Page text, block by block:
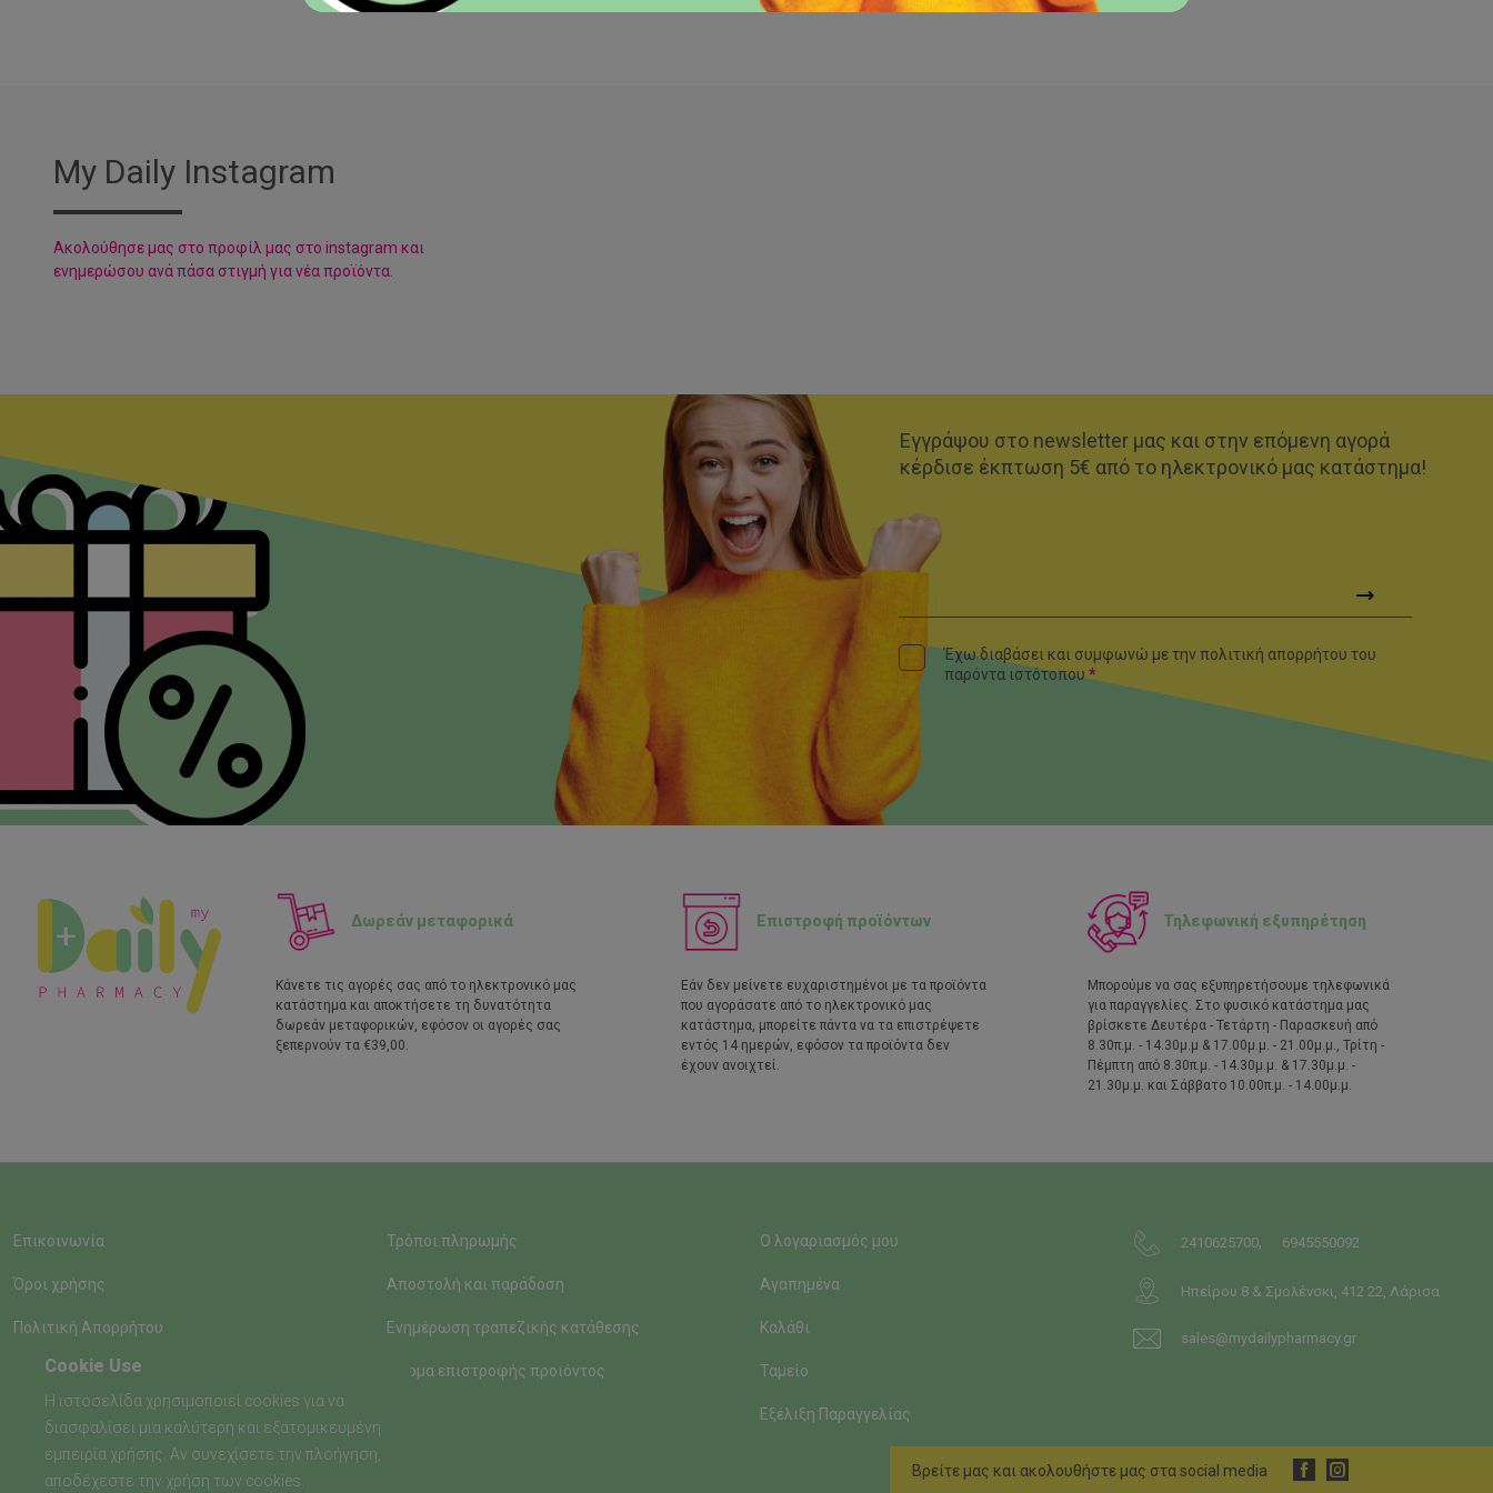
Cookie Use
Η ιστοσελίδα χρησιμοποιεί cookies για να
διασφαλίσει μια καλύτερη και εξατομικευμένη
εμπειρία χρήσης. Αν συνεχίσετε την πλοήγηση,
αποδέχεστε την χρήση των cookies.
My Daily Instagram
Aκολούθησε μας στο προφίλ μας στο instagram και
ενημερώσου ανά πάσα στιγμή για νέα προϊόντα.
Εγγράψου στο newsletter μας και στην επόμενη αγορά
κέρδισε έκπτωση 5€ από το ηλεκτρονικό μας κατάστημα!
Έχω διαβάσει και συμφωνώ με την πολιτική απορρήτου του
παρόντα ιστότοπου*
Δωρεάν μεταφορικά
Κάνετε τις αγορές σας από το ηλεκτρονικό μας
κατάστημα και αποκτήσετε τη δυνατότητα
δωρεάν μεταφορικών, εφόσον οι αγορές σας
ξεπερνούν τα €39,00.
Επιστροφή προϊόντων
Εάν δεν μείνετε ευχαριστημένοι με τα προϊόντα
που αγοράσατε από το ηλεκτρονικό μας
κατάστημα, μπορείτε πάντα να τα επιστρέψετε
εντός 14 ημερών, εφόσον τα προϊόντα δεν
έχουν ανοιχτεί.
Τηλεφωνική εξυπηρέτηση
Μπορούμε να σας εξυπηρετήσουμε τηλεφωνικά
για παραγγελίες. Στο φυσικό κατάστημα μας
βρίσκετε Δευτέρα - Τετάρτη - Παρασκευή από
8.30π.μ. - 14.30μ.μ & 17.00μ.μ. - 21.00μ.μ., Τρίτη -
Πέμπτη από 8.30π.μ. - 14.30μ.μ. & 17.30μ.μ. -
21.30μ.μ. και Σάββατο 10.00π.μ. - 14.00μ.μ.
Επικοινωνία
Όροι χρήσης
Πολιτική Απορρήτου
Τρόποι πληρωμής
Αποστολή και παράδοση
Ενημέρωση τραπεζικής κατάθεσης
Φόρμα επιστροφής προιόντος
Ο λογαριασμός μου
Αγαπημένα
Καλάθι
Ταμείο
Εξέλιξη Παραγγελίας
2410625700, 6945550092
Ηπείρου 8 & Σμολένσκι, 412 22, Λάρισα
sales@mydailypharmacy.gr
Bρείτε μας και ακολουθήστε μας στα social media